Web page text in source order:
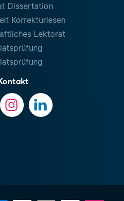
Dissertation
Korrekturlesen
Lektorat